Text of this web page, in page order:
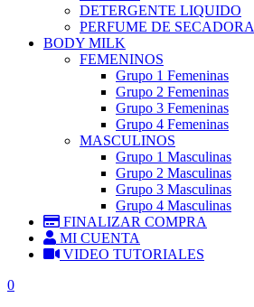
DETERGENTE LIQUIDO
PERFUME DE SECADORA
BODY MILK
FEMENINOS
Grupo 1 Femeninas
Grupo 2 Femeninas
Grupo 3 Femeninas
Grupo 4 Femeninas
MASCULINOS
Grupo 1 Masculinas
Grupo 2 Masculinas
Grupo 3 Masculinas
Grupo 4 Masculinas
FINALIZAR COMPRA
MI CUENTA
VIDEO TUTORIALES
0